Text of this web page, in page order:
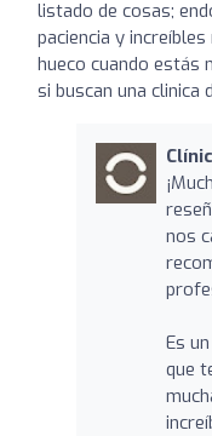
listado de cosas;
paciencia y
hueco cuando estás
si buscan una clinica
nos
Es
que